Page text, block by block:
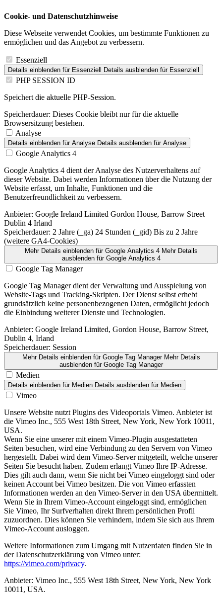
Cookie- und Datenschutzhinweise
Diese Webseite verwendet Cookies, um bestimmte Funktionen zu
ermöglichen und das Angebot zu verbessern.
Essenziell
Details einblenden für Essenziell Details ausblenden für Essenziell
PHP SESSION ID
Speichert die aktuelle PHP-Session.
Speicherdauer: Dieses Cookie bleibt nur für die aktuelle
Browsersitzung bestehen.
Analyse
Details einblenden für Analyse Details ausblenden für Analyse
Google Analytics 4
Google Analytics 4 dient der Analyse des Nutzerverhaltens auf
dieser Website. Dabei werden Informationen über die Nutzung der
Website erfasst, um Inhalte, Funktionen und die
Benutzerfreundlichkeit zu verbessern.
Anbieter: Google Ireland Limited Gordon House, Barrow Street
Dublin 4 Irland
Speicherdauer: 2 Jahre (_ga) 24 Stunden (_gid) Bis zu 2 Jahre
(weitere GA4-Cookies)
Mehr Details einblendenfür Google Analytics 4 Mehr Details
ausblendenfür Google Analytics 4
Google Tag Manager
Google Tag Manager dient der Verwaltung und Ausspielung von
Website-Tags und Tracking-Skripten. Der Dienst selbst erhebt
grundsätzlich keine personenbezogenen Daten, ermöglicht jedoch
die Einbindung weiterer Dienste und Technologien.
Anbieter: Google Ireland Limited, Gordon House, Barrow Street,
Dublin 4, Irland
Speicherdauer: Session
Mehr Details einblendenfür Google Tag Manager Mehr Details
ausblendenfür Google Tag Manager
Medien
Details einblenden für Medien Details ausblenden für Medien
Vimeo
Unsere Website nutzt Plugins des Videoportals Vimeo. Anbieter ist
die Vimeo Inc., 555 West 18th Street, New York, New York 10011,
USA.
Wenn Sie eine unserer mit einem Vimeo-Plugin ausgestatteten
Seiten besuchen, wird eine Verbindung zu den Servern von Vimeo
hergestellt. Dabei wird dem Vimeo-Server mitgeteilt, welche unserer
Seiten Sie besucht haben. Zudem erlangt Vimeo Ihre IP-Adresse.
Dies gilt auch dann, wenn Sie nicht bei Vimeo eingeloggt sind oder
keinen Account bei Vimeo besitzen. Die von Vimeo erfassten
Informationen werden an den Vimeo-Server in den USA übermittelt.
Wenn Sie in Ihrem Vimeo-Account eingeloggt sind, ermöglichen
Sie Vimeo, Ihr Surfverhalten direkt Ihrem persönlichen Profil
zuzuordnen. Dies können Sie verhindern, indem Sie sich aus Ihrem
Vimeo-Account ausloggen.
Weitere Informationen zum Umgang mit Nutzerdaten finden Sie in
der Datenschutzerklärung von Vimeo unter:
https://vimeo.com/privacy.
Anbieter: Vimeo Inc., 555 West 18th Street, New York, New York
10011, USA.